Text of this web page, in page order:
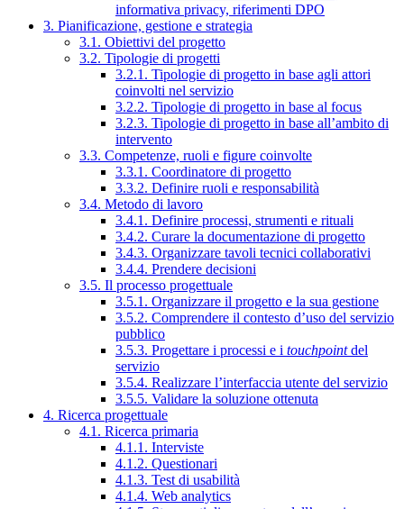
informativa privacy, riferimenti DPO
3. Pianificazione, gestione e strategia
3.1. Obiettivi del progetto
3.2. Tipologie di progetti
3.2.1. Tipologie di progetto in base agli attori
coinvolti nel servizio
3.2.2. Tipologie di progetto in base al focus
3.2.3. Tipologie di progetto in base all’ambito di
intervento
3.3. Competenze, ruoli e figure coinvolte
3.3.1. Coordinatore di progetto
3.3.2. Definire ruoli e responsabilità
3.4. Metodo di lavoro
3.4.1. Definire processi, strumenti e rituali
3.4.2. Curare la documentazione di progetto
3.4.3. Organizzare tavoli tecnici collaborativi
3.4.4. Prendere decisioni
3.5. Il processo progettuale
3.5.1. Organizzare il progetto e la sua gestione
3.5.2. Comprendere il contesto d’uso del servizio
pubblico
3.5.3. Progettare i processi e i touchpointdel
servizio
3.5.4. Realizzare l’interfaccia utente del servizio
3.5.5. Validare la soluzione ottenuta
4. Ricerca progettuale
4.1. Ricerca primaria
4.1.1. Interviste
4.1.2. Questionari
4.1.3. Test di usabilità
4.1.4. Web analytics